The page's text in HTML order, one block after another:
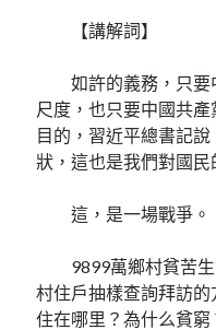
【講解詞】
如許的義務，只
尺度，也只要中國共
目的，習近平總書記
狀，這也是我們對國民
這，是一場戰爭。
9899萬鄉村貧苦
村住戶抽樣查詢拜訪
住在哪里？為什么貧窮